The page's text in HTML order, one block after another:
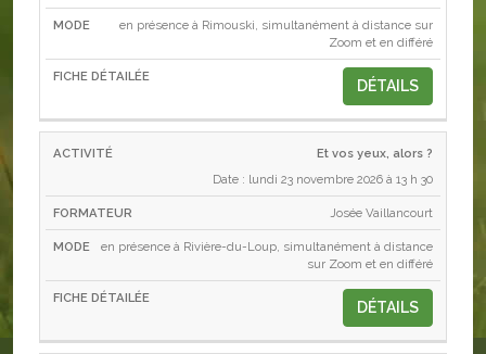
en présence à Rimouski, simultanément à distance sur
Zoom et en différé
DÉTAILS
Et vos yeux, alors ?
Date : lundi 23 novembre 2026 à 13 h 30
Josée Vaillancourt
en présence à Rivière-du-Loup, simultanément à distance
sur Zoom et en différé
DÉTAILS